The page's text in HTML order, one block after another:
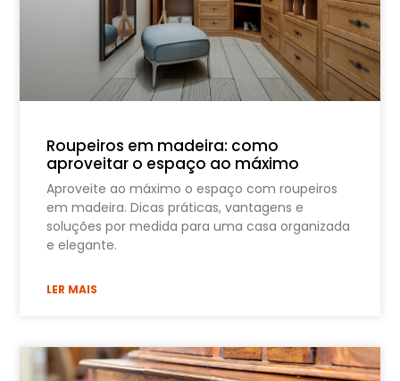
Roupeiros em madeira: como
aproveitar o espaço ao máximo
Aproveite ao máximo o espaço com roupeiros
em madeira. Dicas práticas, vantagens e
soluções por medida para uma casa organizada
e elegante.
LER MAIS